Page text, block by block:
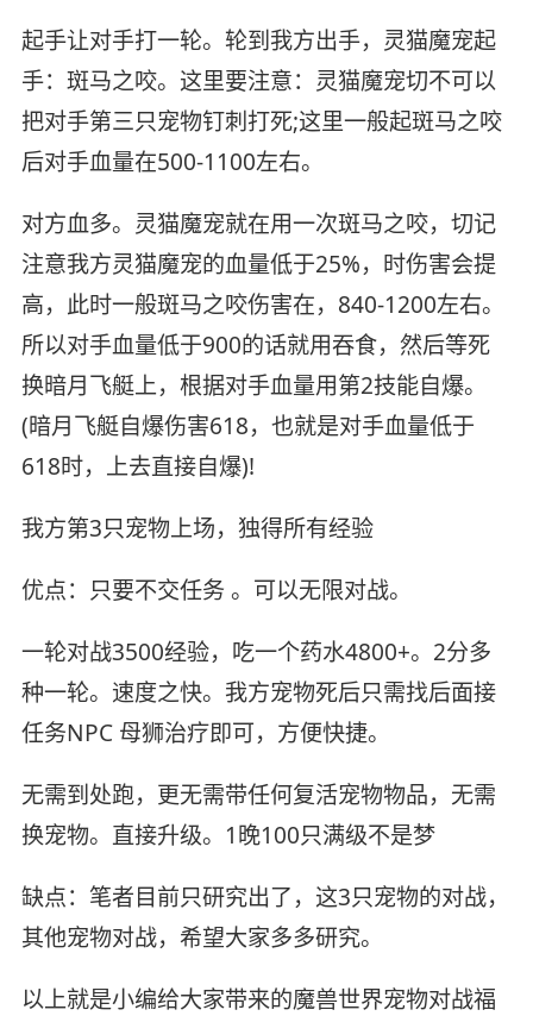
起手让对手打一轮。轮到我方出手，灵猫魔宠起
手：斑马之咬。这里要注意：灵猫魔宠切不可以
把对手第三只宠物钉刺打死;这里一般起斑马之咬
后对手血量在500-1100左右。
对方血多。灵猫魔宠就在用一次斑马之咬，切记
注意我方灵猫魔宠的血量低于25%，时伤害会提
高，此时一般斑马之咬伤害在，840-1200左右。
所以对手血量低于900的话就用吞食，然后等死
换暗月飞艇上，根据对手血量用第2技能自爆。
(暗月飞艇自爆伤害618，也就是对手血量低于
618时，上去直接自爆)!
我方第3只宠物上场，独得所有经验
优点：只要不交任务 。可以无限对战。
一轮对战3500经验，吃一个药水4800+。2分多
种一轮。速度之快。我方宠物死后只需找后面接
任务NPC 母狮治疗即可，方便快捷。
无需到处跑，更无需带任何复活宠物物品，无需
换宠物。直接升级。1晚100只满级不是梦
缺点：笔者目前只研究出了，这3只宠物的对战，
其他宠物对战，希望大家多多研究。
以上就是小编给大家带来的魔兽世界宠物对战福